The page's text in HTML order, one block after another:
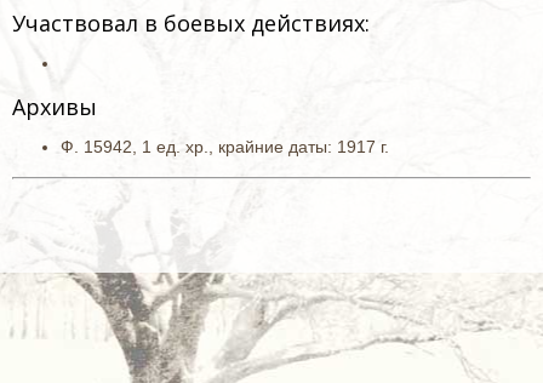
Участвовал в боевых действиях:
Архивы
Ф. 15942, 1 ед. хр., крайние даты: 1917 г.